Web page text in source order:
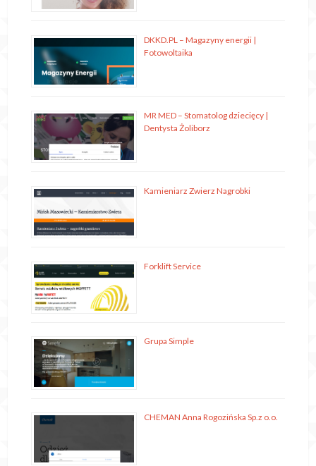
DKKD.PL – Magazyny energii |
Fotowoltaika
MR MED – Stomatolog dziecięcy |
Dentysta Żoliborz
Kamieniarz Zwierz Nagrobki
Forklift Service
Grupa Simple
CHEMAN Anna Rogozińska Sp.z o.o.